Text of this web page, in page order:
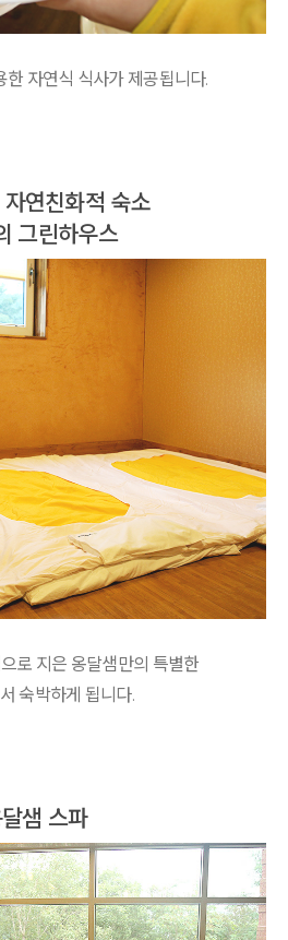
한 자연식 식사가 제공됩니다.
연친화적 숙소
그린하우스
로 지은 옹달샘만의 특별한
숙박하게 됩니다.
샘 스파